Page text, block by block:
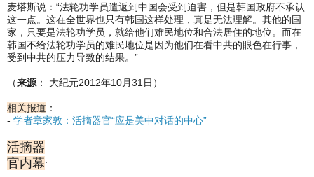
麦塔斯说：“法轮功学员遣返到中国会受到迫害，但是韩国政府不承认
这一点。这在全世界也只有韩国这样处理，真是无法理解。其他的国
家，只要是法轮功学员，就给他们难民地位和合法居住的地位。而在
韩国不给法轮功学员的难民地位是因为他们在看中共的眼色在行事，
受到中共的压力导致的结果。”
（来源 ： 大纪元2012年10月31日）
相关报道 ：
- 学者章家敦：活摘器官“应是美中对话的中心”
活摘器
官内幕: